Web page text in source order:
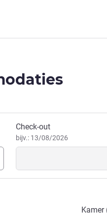
Check-out
bijv.: 13/08/2026
Kamer